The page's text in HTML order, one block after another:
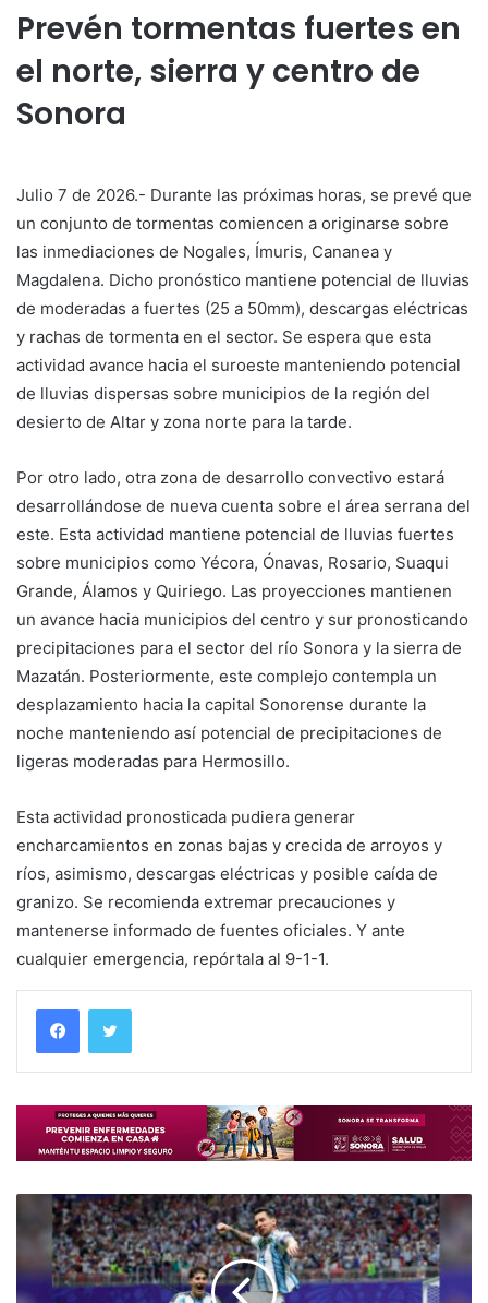
Prevén tormentas fuertes en
el norte, sierra y centro de
Sonora
Julio 7 de 2026.- Durante las próximas horas, se prevé que
un conjunto de tormentas comiencen a originarse sobre
las inmediaciones de Nogales, Ímuris, Cananea y
Magdalena. Dicho pronóstico mantiene potencial de lluvias
de moderadas a fuertes (25 a 50mm), descargas eléctricas
y rachas de tormenta en el sector. Se espera que esta
actividad avance hacia el suroeste manteniendo potencial
de lluvias dispersas sobre municipios de la región del
desierto de Altar y zona norte para la tarde.
Por otro lado, otra zona de desarrollo convectivo estará
desarrollándose de nueva cuenta sobre el área serrana del
este. Esta actividad mantiene potencial de lluvias fuertes
sobre municipios como Yécora, Ónavas, Rosario, Suaqui
Grande, Álamos y Quiriego. Las proyecciones mantienen
un avance hacia municipios del centro y sur pronosticando
precipitaciones para el sector del río Sonora y la sierra de
Mazatán. Posteriormente, este complejo contempla un
desplazamiento hacia la capital Sonorense durante la
noche manteniendo así potencial de precipitaciones de
ligeras moderadas para Hermosillo.
Esta actividad pronosticada pudiera generar
encharcamientos en zonas bajas y crecida de arroyos y
ríos, asimismo, descargas eléctricas y posible caída de
granizo. Se recomienda extremar precauciones y
mantenerse informado de fuentes oficiales. Y ante
cualquier emergencia, repórtala al 9-1-1.